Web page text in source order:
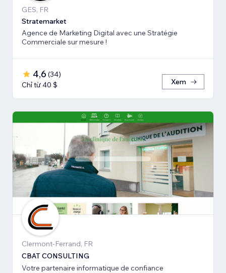
GES, FR
Stratemarket
Agence de Marketing Digital avec une Stratégie
Commerciale sur mesure !
4,6 (34)
Chỉ từ 40 $
Xem
Clermont-Ferrand, FR
CBAT CONSULTING
Votre partenaire informatique de confiance